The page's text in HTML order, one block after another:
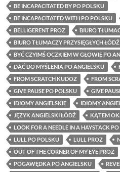
BE INCAPACITATED BY PO POLSKU
BE INCAPACITATED WITH PO POLSKU
BELLIGERENT PROZ
BIURO
BIURO TŁUMACZY PRZYSIĘGŁYCH ŁÓDŹ
BYĆ CZYIMŚ OCZKIEM W GŁOWIE PO
DAĆ DO MYŚLENIA PO ANGIELSKU
FROM SCRATCH KUDOZ
FROM
GIVE PAUSE PO POLSKU
GIVE
IDIOMY ANGIELSKIE
IDIOMY
JĘZYK ANGIELSKI ŁÓDŹ
KĄTEM
LOOK FOR A NEEDLE IN A HAYSTACK
LULL PO POLSKU
LULL PROZ
OUT OF THE CORNER OF MY EYE PROZ
POGAWĘDKA PO ANGIELSKU